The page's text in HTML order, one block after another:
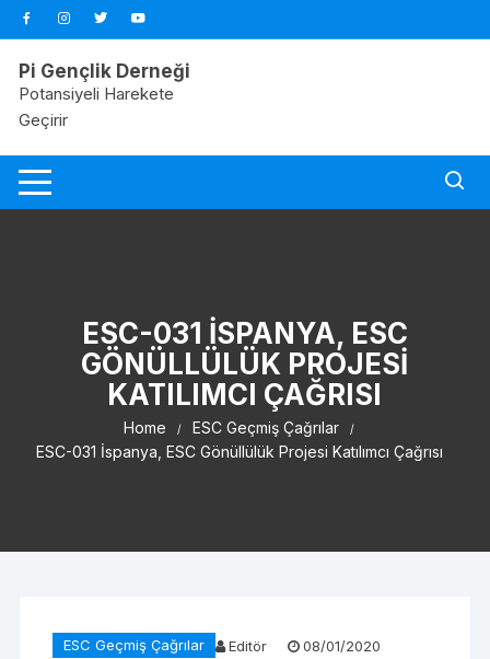
Skip
to
content
Pi Gençlik Derneği
Potansiyeli Harekete
Geçirir
ESC-031 İSPANYA, ESC
GÖNÜLLÜLÜK PROJESI
KATILIMCI ÇAĞRISI
Home
ESC Geçmiş Çağrılar
ESC-031 İspanya, ESC Gönüllülük Projesi Katılımcı Çağrısı
ESC Geçmiş Çağrılar Editör 08/01/2020